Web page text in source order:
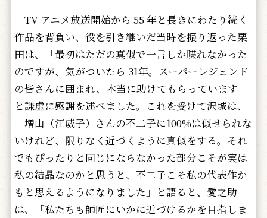
TV アニメ放送開始から 55 年と長きにわたり続く
作品を背負い、役を引き継いだ当時を振り返った栗
田は、「最初はただの真似で一言しか喋れなかった
のですが、気がついたら 31年。スーパーレジェンド
の皆さんに囲まれ、本当に助けてもらっています」
と謙虚に感謝を述べました。これを受けて沢城は、
「増山（江威子）さんの不二子に100%は似せられな
いけれど、限りなく近づくように真似をする。それ
でもぴったりと同じにならなかった部分こそが実は
私の結晶なのかと思うと、不二子こそ私の代表作か
もと思えるようになりました」と語ると、愛之助
は、「私たちも師匠にいかに近づけるかを目指しま